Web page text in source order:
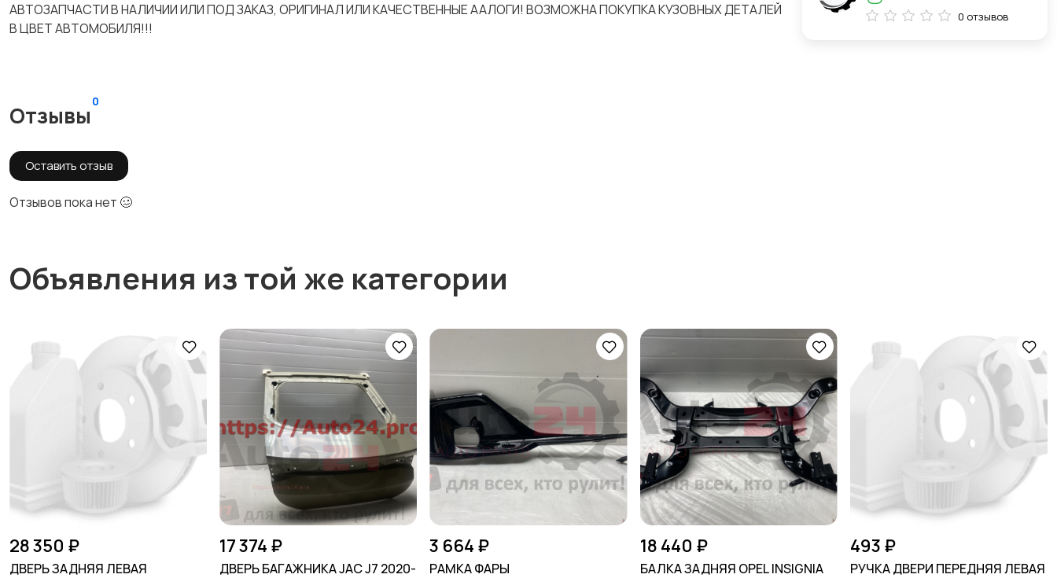
АВТОЗАПЧАСТИ В НАЛИЧИИ ИЛИ ПОД ЗАКАЗ, ОРИГИНАЛ ИЛИ КАЧЕСТВЕННЫЕ ААЛОГИ! ВОЗМОЖНА ПОКУПКА КУЗОВНЫХ ДЕТАЛЕЙ
В ЦВЕТ АВТОМОБИЛЯ!!!
Отзывы
0
Оставить отзыв
Отзывов пока нет 🥴
0 отзывов
Объявления из той же категории
28 350 ₽
ДВЕРЬ ЗАДНЯЯ ЛЕВАЯ
17 374 ₽
ДВЕРЬ БАГАЖНИКА JAC J7 2020-
3 664 ₽
РАМКА ФАРЫ
18 440 ₽
БАЛКА ЗАДНЯЯ OPEL INSIGNIA
493 ₽
РУЧКА ДВЕРИ ПЕРЕДНЯЯ ЛЕВАЯ